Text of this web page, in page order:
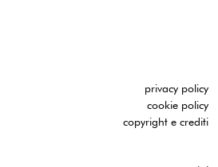
privacy policy
cookie policy
copyright e crediti